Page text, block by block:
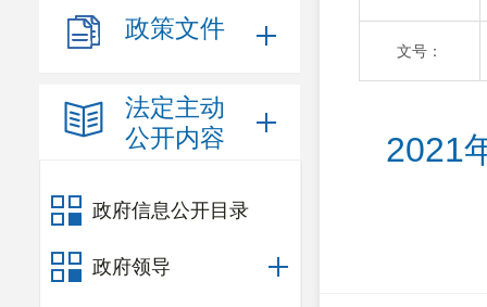
政策文件
法定主动
公开内容
政府信息公开目录
政府领导
文号：
2021